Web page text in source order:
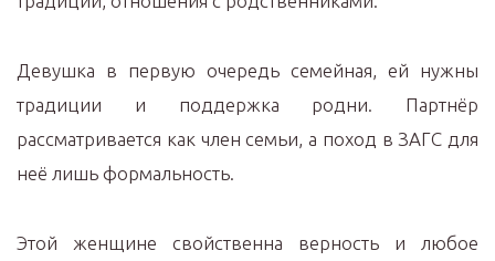
Девушка в первую очередь семейная, ей нужны
традиции и поддержка родни. Партнёр
рассматривается как член семьи, а поход в ЗАГС для
неё лишь формальность.
Этой женщине свойственна верность и любое